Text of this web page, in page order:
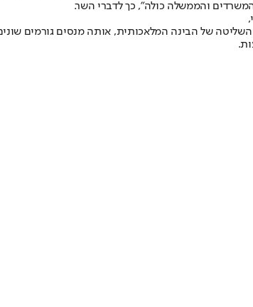
והממשלה כולה", כך לדברי השר.
של הבינה המלאכותית, אותה מנסים גורמים